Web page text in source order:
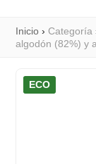
Inicio ›Categoría
algodón (82%) y
ECO